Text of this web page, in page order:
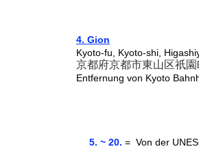
4. Gion
Kyoto-fu, Kyoto-shi,
京都府京都市東山区祇園
Entfernung von Kyoto
5. ~ 20. = Von der